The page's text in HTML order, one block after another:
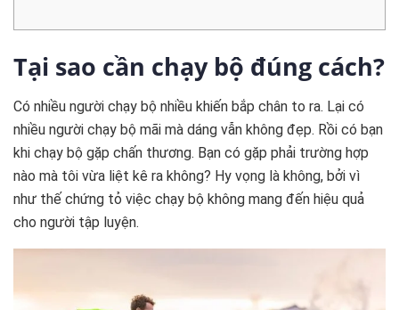
Tại sao cần chạy bộ đúng cách?
Có nhiều người chạy bộ nhiều khiến bắp chân to ra. Lại có
nhiều người chạy bộ mãi mà dáng vẫn không đẹp. Rồi có bạn
khi chạy bộ gặp chấn thương. Bạn có gặp phải trường hợp
nào mà tôi vừa liệt kê ra không? Hy vọng là không, bởi vì
như thế chứng tỏ việc chạy bộ không mang đến hiệu quả
cho người tập luyện.